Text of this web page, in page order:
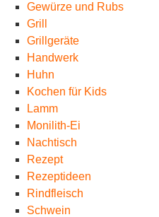
Gewürze und Rubs
Grill
Grillgeräte
Handwerk
Huhn
Kochen für Kids
Lamm
Monilith-Ei
Nachtisch
Rezept
Rezeptideen
Rindfleisch
Schwein